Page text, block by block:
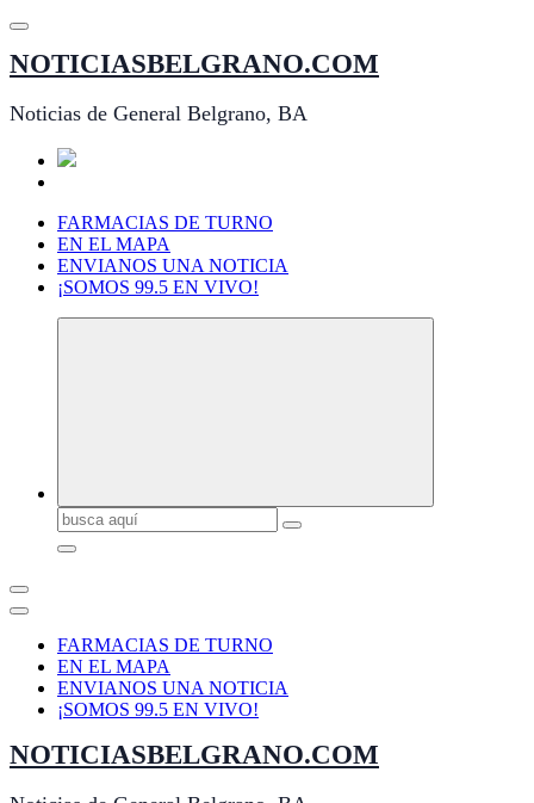
Saltar
contenido
NOTICIASBELGRANO.COM
Noticias de General Belgrano, BA
FARMACIAS DE TURNO
EN EL MAPA
ENVIANOS UNA NOTICIA
¡SOMOS 99.5 EN VIVO!
Buscar:
FARMACIAS DE TURNO
EN EL MAPA
ENVIANOS UNA NOTICIA
¡SOMOS 99.5 EN VIVO!
NOTICIASBELGRANO.COM